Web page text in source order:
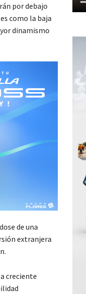
por debajo
como la baja
dinamismo
de una
extranjera
creciente